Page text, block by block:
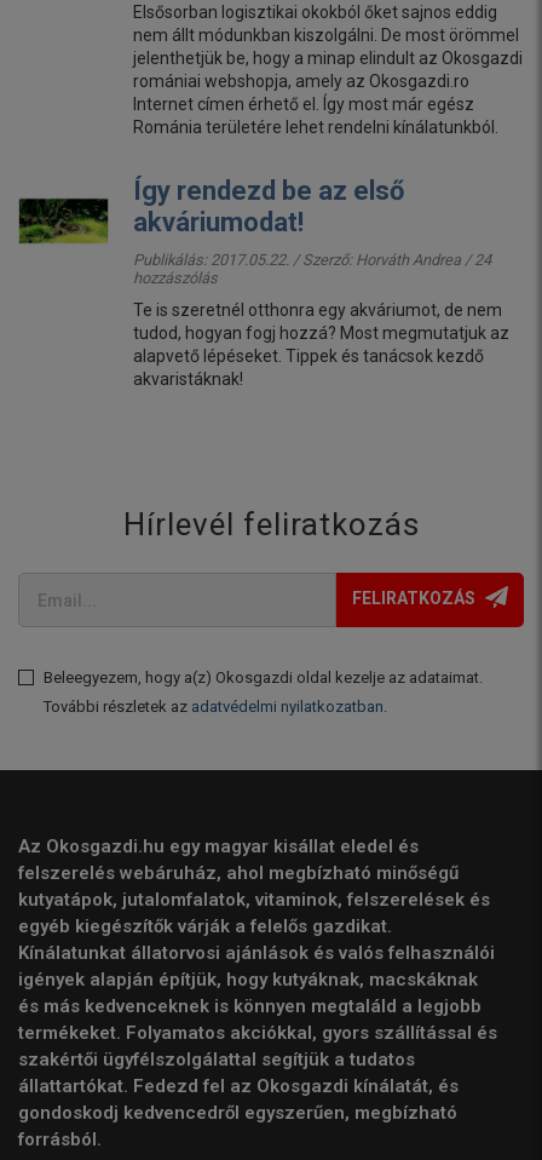
Elsősorban logisztikai okokból őket sajnos eddig
nem állt módunkban kiszolgálni. De most örömmel
jelenthetjük be, hogy a minap elindult az Okosgazdi
romániai webshopja, amely az Okosgazdi.ro
Internet címen érhető el. Így most már egész
Románia területére lehet rendelni kínálatunkból.
Így rendezd be az első
akváriumodat!
Publikálás: 2017.05.22. / Szerző: Horváth Andrea / 24
hozzászólás
Te is szeretnél otthonra egy akváriumot, de nem
tudod, hogyan fogj hozzá? Most megmutatjuk az
alapvető lépéseket. Tippek és tanácsok kezdő
akvaristáknak!
Hírlevél feliratkozás
FELIRATKOZÁS
Beleegyezem, hogy a(z) Okosgazdi oldal kezelje az adataimat.
További részletek az adatvédelmi nyilatkozatban.
Az Okosgazdi.hu egy magyar kisállat eledel és
felszerelés webáruház, ahol megbízható minőségű
kutyatápok, jutalomfalatok, vitaminok, felszerelések és
egyéb kiegészítők várják a felelős gazdikat.
Kínálatunkat állatorvosi ajánlások és valós felhasználói
igények alapján építjük, hogy kutyáknak, macskáknak
és más kedvenceknek is könnyen megtaláld a legjobb
termékeket. Folyamatos akciókkal, gyors szállítással és
szakértői ügyfélszolgálattal segítjük a tudatos
állattartókat. Fedezd fel az Okosgazdi kínálatát, és
gondoskodj kedvencedről egyszerűen, megbízható
forrásból.